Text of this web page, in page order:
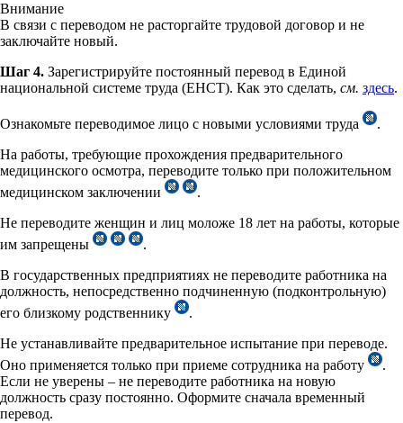
Внимание
В связи с переводом не расторгайте трудовой договор и не
заключайте новый.
Шаг 4. Зарегистрируйте постоянный перевод в Единой
национальной системе труда (ЕНСТ). Как это сделать, см. здесь.
Ознакомьте переводимое лицо с новыми условиями труда
.
На работы, требующие прохождения предварительного
медицинского осмотра, переводите только при положительном
медицинском заключении
.
Не переводите женщин и лиц моложе 18 лет на работы, которые
им запрещены
.
В государственных предприятиях не переводите работника на
должность, непосредственно подчиненную (подконтрольную)
его близкому родственнику
.
Не устанавливайте предварительное испытание при переводе.
Оно применяется только при приеме сотрудника на работу
.
Если не уверены – не переводите работника на новую
должность сразу постоянно. Оформите сначала временный
перевод.